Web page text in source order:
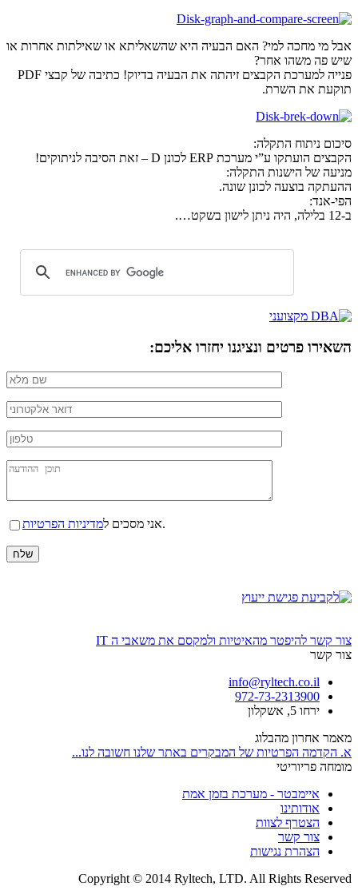
אבל מי מחכה למי? האם הבעיה היא שהשאליתא או שאילתות אחרות או
שיש פה משהו אחר?
פנייה למערכת הקבצים זיהתה את הבעיה בדיוק! כתיבה של קבצי PDF
תוקעת את השרת.
סיכום ניתוח התקלה:
הקבצים הועתקו ע”י מערכת ERP לכונן D – זאת הסיבה לניתוקים!
מניעה של הישנות התקלה:
ההעתקה בוצעה לכונן שונה.
הפי-אנד:
ב-12 בלילה, היה ניתן לישון בשקט….
השאירו פרטים ונציגנו יחזרו אליכם:
אני מסכים למדיניות הפרטיות .
צור קשר להיפטר מהאיטיות ולמקסם את משאבי ה IT
צור קשר
info@ryltech.co.il
972-73-2313900
ירחו 5, אשקלון
מאמר אחרון מהבלוג
א. הקדמה הפרטיות של המבקרים באתר שלנו חשובה לנו...
מומחה פריוריטי
איימבטר - מערכת בזמן אמת
אודותינו
הצטרף לצוות
צור קשר
הצהרת נגישות
Copyright © 2014 Ryltech, LTD. All Rights Reserved